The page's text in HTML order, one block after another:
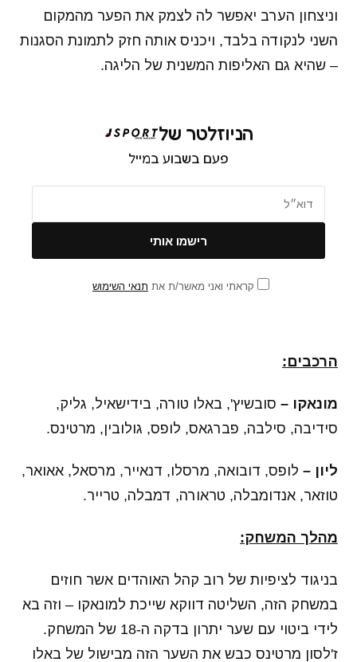
וניצחון הערב יאפשר לה לצמק את הפער מהמקום
השני לנקודה בלבד, ויכניס אותה חזק לתמונת הסגנות
– שהיא גם האליפות המשנית של הליגה.
הניוזלטר של
פעם בשבוע במייל
קראתי ואני מאשר/ת את תנאי השימוש
הרכבים:
מונאקו – סובשיץ', באלו טורה, בידישאיל, גליק,
סידיבה, סילבה, פברגאס, לופס, גולובין, מרטינס.
ליון – לופס, דובואה, מרסלו, דנאייר, מרסאל, אאואר,
טוזאר, אנדומבלה, טראורה, דמבלה, טרייר.
מהלך המשחק:
בניגוד לציפיות של רוב קהל האוהדים אשר חוזים
במשחק הזה, השליטה דווקא שייכת למונאקו – וזה בא
לידי ביטוי עם שער יתרון בדקה ה-18 של המשחק.
ז'לסון מרטינס כבש את השער הזה מבישול של באלו